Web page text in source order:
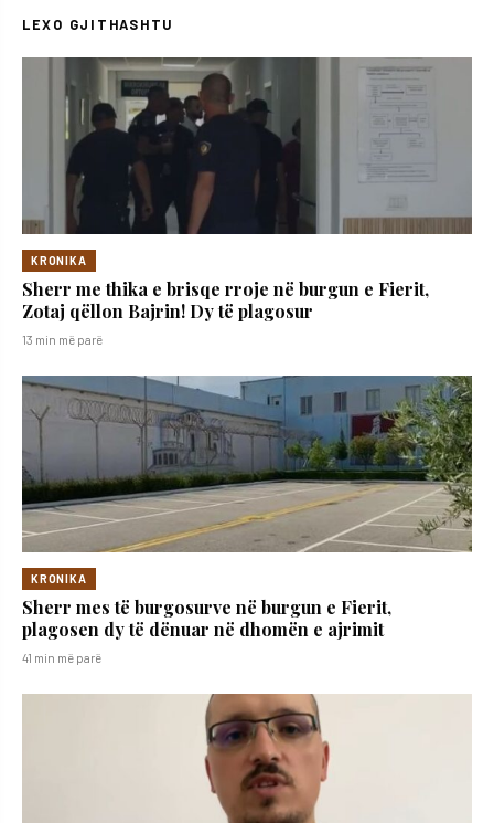
LEXO GJITHASHTU
KRONIKA
Sherr me thika e brisqe rroje në burgun e Fierit,
Zotaj qëllon Bajrin! Dy të plagosur
13 min më parë
KRONIKA
Sherr mes të burgosurve në burgun e Fierit,
plagosen dy të dënuar në dhomën e ajrimit
41 min më parë